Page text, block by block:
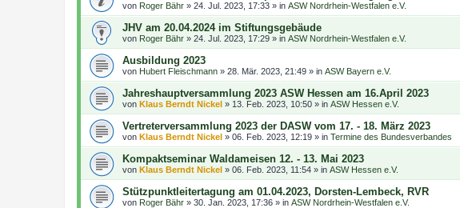
von Roger Bähr » 24. Jul. 2023, 17:33 » in ASW Nordrhein-Westfalen e.V.
JHV am 20.04.2024 im Stiftungsgebäude
von Roger Bähr » 24. Jul. 2023, 17:29 » in ASW Nordrhein-Westfalen e.V.
Ausbildung 2023
von Hubert Fleischmann » 28. Mär. 2023, 21:49 » in ASW Bayern e.V.
Jahreshauptversammlung 2023 ASW Hessen am 16.April 2023
von Klaus Berndt Nickel » 13. Feb. 2023, 10:50 » in ASW Hessen e.V.
Vertreterversammlung 2023 der DASW vom 17. - 18. März 2023
von Klaus Berndt Nickel » 06. Feb. 2023, 12:19 » in Termine des Bundesverbandes
Kompaktseminar Waldameisen 12. - 13. Mai 2023
von Klaus Berndt Nickel » 06. Feb. 2023, 11:54 » in ASW Hessen e.V.
Stützpunktleitertagung am 01.04.2023, Dorsten-Lembeck, RVR
von Roger Bähr » 30. Jan. 2023, 17:36 » in ASW Nordrhein-Westfalen e.V.